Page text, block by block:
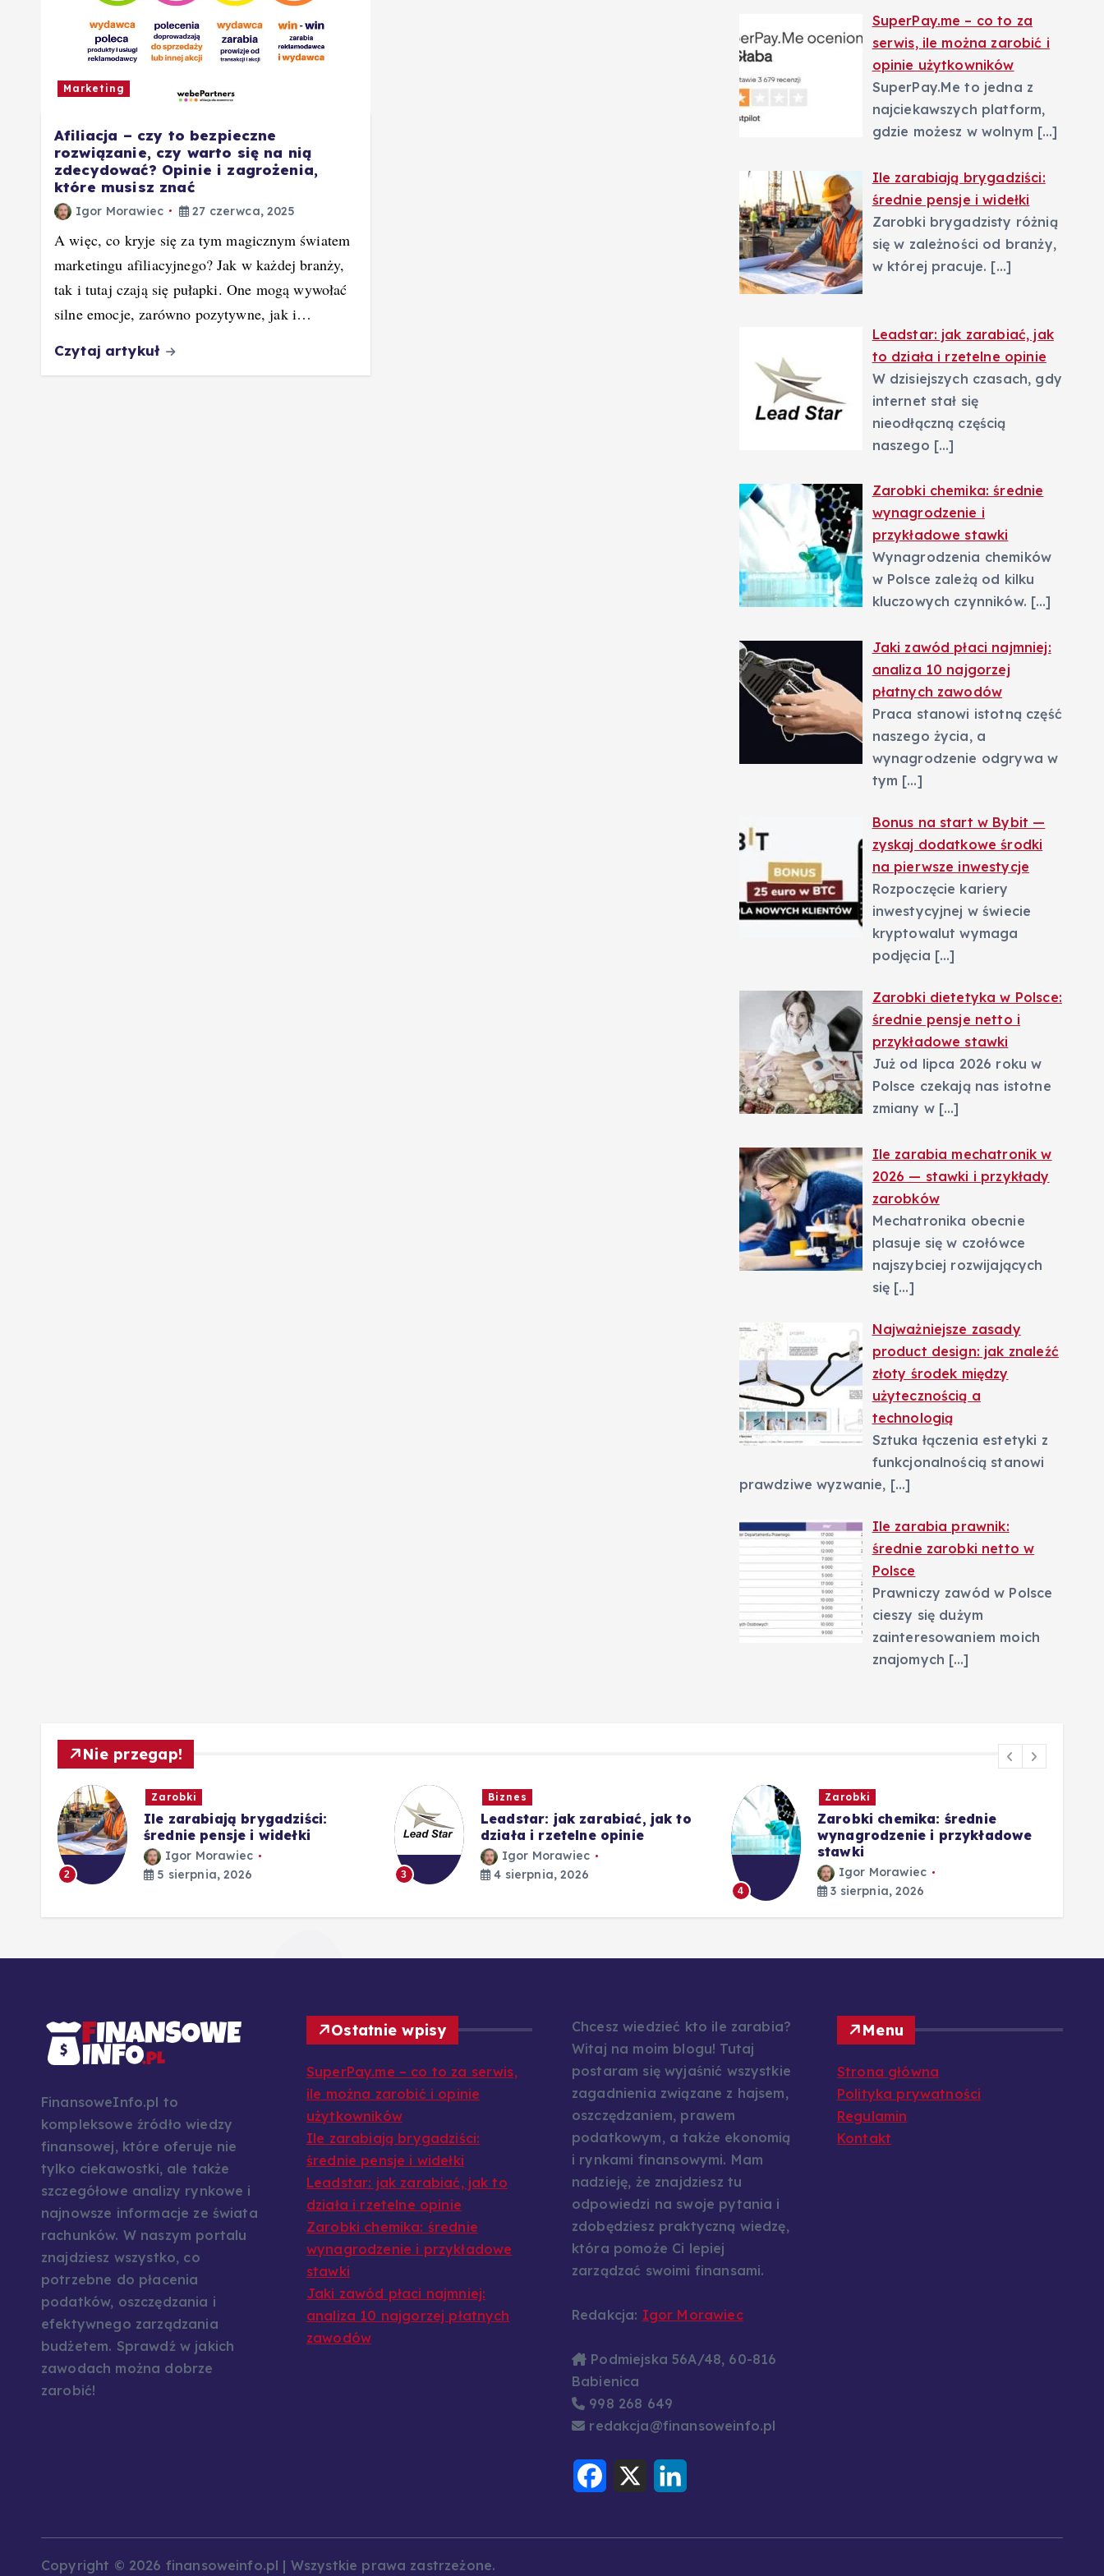
Marketing
Afiliacja – czy to bezpieczne
rozwiązanie, czy warto się na nią
zdecydować? Opinie i zagrożenia,
które musisz znać
Igor Morawiec 27 czerwca, 2025
A więc, co kryje się za tym magicznym światem
marketingu afiliacyjnego? Jak w każdej branży,
tak i tutaj czają się pułapki. One mogą wywołać
silne emocje, zarówno pozytywne, jak i…
Czytaj artykuł
SuperPay.me – co to za
serwis, ile można zarobić i
opinie użytkowników
SuperPay.Me to jedna z
najciekawszych platform,
gdzie możesz w wolnym […]
Ile zarabiają brygadziści:
średnie pensje i widełki
Zarobki brygadzisty różnią
się w zależności od branży,
w której pracuje. […]
Leadstar: jak zarabiać, jak
to działa i rzetelne opinie
W dzisiejszych czasach, gdy
internet stał się
nieodłączną częścią
naszego […]
Zarobki chemika: średnie
wynagrodzenie i
przykładowe stawki
Wynagrodzenia chemików
w Polsce zależą od kilku
kluczowych czynników. […]
Jaki zawód płaci najmniej:
analiza 10 najgorzej
płatnych zawodów
Praca stanowi istotną część
naszego życia, a
wynagrodzenie odgrywa w
tym […]
Bonus na start w Bybit —
zyskaj dodatkowe środki
na pierwsze inwestycje
Rozpoczęcie kariery
inwestycyjnej w świecie
kryptowalut wymaga
podjęcia […]
Zarobki dietetyka w Polsce:
średnie pensje netto i
przykładowe stawki
Już od lipca 2026 roku w
Polsce czekają nas istotne
zmiany w […]
Ile zarabia mechatronik w
2026 — stawki i przykłady
zarobków
Mechatronika obecnie
plasuje się w czołówce
najszybciej rozwijających
się […]
Najważniejsze zasady
product design: jak znaleźć
złoty środek między
użytecznością a
technologią
Sztuka łączenia estetyki z
funkcjonalnością stanowi
prawdziwe wyzwanie, […]
Ile zarabia prawnik:
średnie zarobki netto w
Polsce
Prawniczy zawód w Polsce
cieszy się dużym
zainteresowaniem moich
znajomych […]
Nie przegap!
2
Zarobki
Ile zarabiają brygadziści:
średnie pensje i widełki
Igor Morawiec
5 sierpnia, 2026
3
Biznes
Leadstar: jak zarabiać, jak to
działa i rzetelne opinie
Igor Morawiec
4 sierpnia, 2026
4
Zarobki
Zarobki chemika: średnie
wynagrodzenie i przykładowe
stawki
Igor Morawiec
3 sierpnia, 2026
FinansoweInfo.pl to
kompleksowe źródło wiedzy
finansowej, które oferuje nie
tylko ciekawostki, ale także
szczegółowe analizy rynkowe i
najnowsze informacje ze świata
rachunków. W naszym portalu
znajdziesz wszystko, co
potrzebne do płacenia
podatków, oszczędzania i
efektywnego zarządzania
budżetem. Sprawdź w jakich
zawodach można dobrze
zarobić!
Ostatnie wpisy
SuperPay.me – co to za serwis,
ile można zarobić i opinie
użytkowników
Ile zarabiają brygadziści:
średnie pensje i widełki
Leadstar: jak zarabiać, jak to
działa i rzetelne opinie
Zarobki chemika: średnie
wynagrodzenie i przykładowe
stawki
Jaki zawód płaci najmniej:
analiza 10 najgorzej płatnych
zawodów
Chcesz wiedzieć kto ile zarabia?
Witaj na moim blogu! Tutaj
postaram się wyjaśnić wszystkie
zagadnienia związane z hajsem,
oszczędzaniem, prawem
podatkowym, a także ekonomią
i rynkami finansowymi. Mam
nadzieję, że znajdziesz tu
odpowiedzi na swoje pytania i
zdobędziesz praktyczną wiedzę,
która pomoże Ci lepiej
zarządzać swoimi finansami.
Redakcja: Igor Morawiec
Podmiejska 56A/48, 60-816
Babienica
998 268 649
redakcja@finansoweinfo.pl
F
c
X
Menu
Strona główna
Polityka prywatności
Regulamin
Kontakt
Copyright © 2026 finansoweinfo.pl | Wszystkie prawa zastrzeżone.